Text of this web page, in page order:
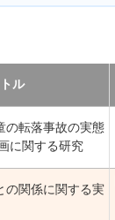
ル
の転落事故の実態
に関する研究
の関係に関する実